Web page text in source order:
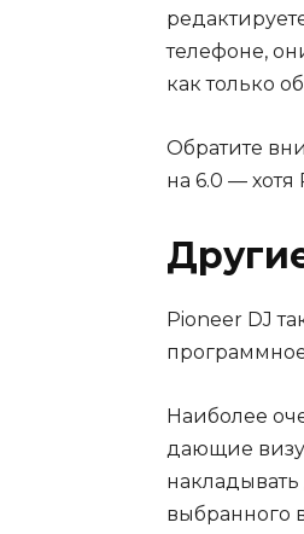
телефоне,
как только
Обратите
на 6.0 —
Pioneer DJ
Наиболее
дающие
выбранного